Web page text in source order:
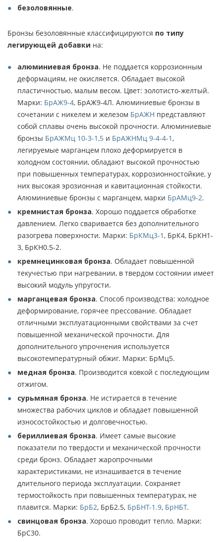
безоловянные.
Бронзы безоловянные классифицируются по типу
легирующей добавки на:
алюминиевая бронза. Не поддается коррозионным
деформациям, не окисляется. Обладает высокой
пластичностью, малым весом. Цвет: золотисто-желтый.
Марки: БрАЖ9-4, БрАЖ9-4Л. Алюминиевые бронзы в
сочетании с никелем и железом БрАЖН представляют
собой сплавы очень высокой прочности. Алюминиевые
бронзы БрАЖМц 10-3-1,5 и БрАЖНМц 9-4-4-1,
легируемые марганцем плохо деформируется в
холодном состоянии, обладают высокой прочностью
при повышенных температурах, коррозионностойкие, у
них высокая эрозионная и кавитационная стойкости.
Алюминиевые бронзы с марганцем, марки БрАМц9-2.
кремнистая бронза. Хорошо поддается обработке
давлением. Легко сваривается без дополнительного
разогрева поверхности. Марки: БрКМц3-1, БрК4, БрКН1-
3, БрКН0.5-2.
кремнецинковая бронза. Обладает повышенной
текучестью при нагревании, в твердом состоянии имеет
высокий модуль упругости.
марганцевая бронза. Способ производства: холодное
деформирование, горячее прессование. Обладает
отличными эксплуатационными свойствами за счет
повышенной механической прочности. Для
дополнительного упрочнения используется
высокотемпературный обжиг. Марки: БрМц5.
медная бронза. Производится ковкой с последующим
отжигом.
сурьмяная бронза. Не истирается в течение
множества рабочих циклов и обладает повышенной
износостойкостью и долговечностью.
бериллиевая бронза. Имеет самые высокие
показатели по твердости и механической прочности
среди бронз. Обладает жаропрочными
характеристиками, не изнашивается в течение
длительного периода эксплуатации. Сохраняет
термостойкость при повышенных температурах, не
плавится. Марки: БрБ2, БрБ2.5, БрБНТ-1.9, БрНБТ.
свинцовая бронза. Хорошо проводит тепло. Марки:
БрС30.